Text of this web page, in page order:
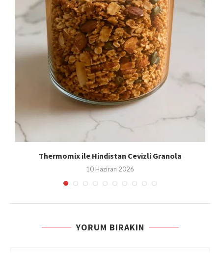
Thermomix ile Hindistan Cevizli Granola
10 Haziran 2026
YORUM BIRAKIN